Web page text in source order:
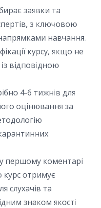
заявки та
з ключовою
навчання.
курсу, якщо не
відповідною
4-6 тижнів для
оцінювання за
у першому коментарі
курс отримує
слухачів та
знаком якості